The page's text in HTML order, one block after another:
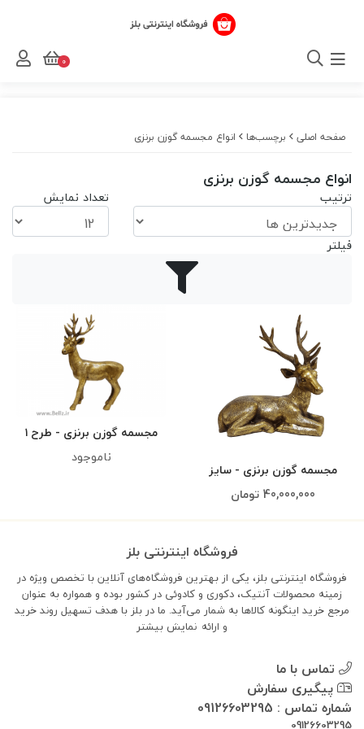
صفحه اصلی برچسب‌ها انواع مجسمه گوزن برنزی
انواع مجسمه گوزن برنزی
ترتیب تعداد نمایش
فیلتر
مجسمه گوزن برنزی - سایز
بزرگ
40,000,000 تومان
مجسمه گوزن برنزی - طرح ۱
ناموجود
فروشگاه اینترنتی بلز
فروشگاه اینترنتی بلز، یکی از بهترین فروشگاه‌های آنلاین با تخصص ویژه در
زمینه محصولات آنتیک، دکوری و کادوئی در کشور بوده و همواره به عنوان
مرجع خرید اینگونه کالاها به شمار می‌آید. ما در بلز با هدف تسهیل روند خرید
و ارائه نمایش بیشتر
تماس با ما
پیگیری سفارش
شماره تماس : 09126603295
09126603295
0